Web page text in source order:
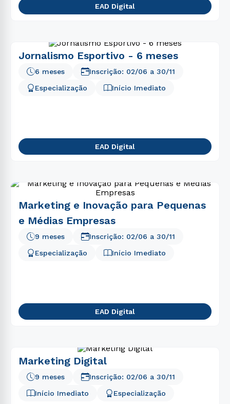
EAD Digital
Jornalismo Esportivo - 6 meses
Especialização
6 meses
Início Imediato
Inscrição: 02/06 a 30/11
EAD Digital
Marketing e Inovação para Pequenas
e Médias Empresas
Especialização
9 meses
Início Imediato
Inscrição: 02/06 a 30/11
EAD Digital
Marketing Digital
9 meses
Início Imediato
Especialização
Inscrição: 02/06 a 30/11